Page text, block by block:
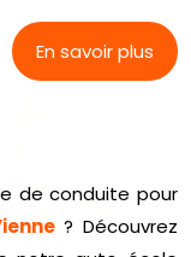
En savoir plus
de conduite pour
? Découvrez